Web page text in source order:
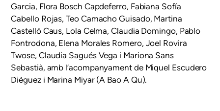
Garcia, Flora Bosch Capdeferro, Fabiana Sofía
Cabello Rojas, Teo Camacho Guisado, Martina
Castelló Caus, Lola Celma, Claudia Domingo, Pablo
Fontrodona, Elena Morales Romero, Joel Rovira
Twose, Claudia Sagués Vega i Mariona Sans
Sebastià, amb l’acompanyament de Miquel Escudero
Diéguez i Marina Miyar (A Bao A Qu).